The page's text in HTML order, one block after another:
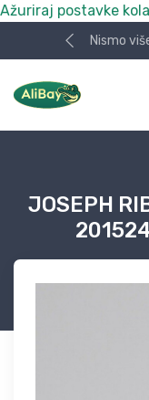
Ažuriraj postavke
Nismo
JOSEPH